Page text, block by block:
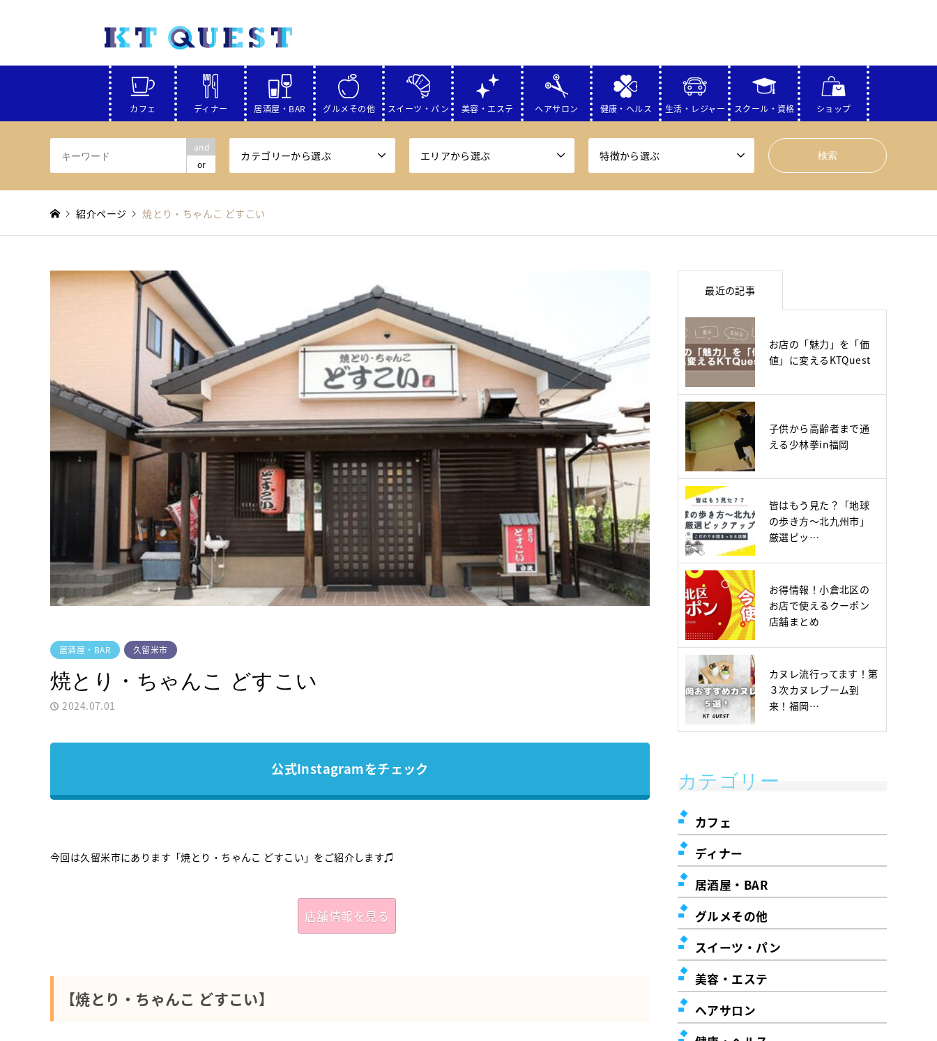
カフェ ディナー 居酒屋・BAR グルメその他 スイーツ・パン 美容・エステ ヘアサロン 健康・ヘルス 生活・レジャー スクール・資格 ショップ
and
or
カテゴリーから選ぶ エリアから選ぶ 特徴から選ぶ
紹介ページ 焼とり・ちゃんこ どすこい
居酒屋・BAR 久留米市
焼とり・ちゃんこ どすこい
2024.07.01
公式Instagramをチェック
今回は久留米市にあります「焼とり・ちゃんこ どすこい」をご紹介します♫
店舗情報を見る
【焼とり・ちゃんこ どすこい】
最近の記事
お店の「魅力」を「価
値」に変えるKTQuest
子供から高齢者まで通
える少林拳in福岡
皆はもう見た？「地球
の歩き方～北九州市」
厳選ピッ…
お得情報！小倉北区の
お店で使えるクーポン
店舗まとめ
カヌレ流行ってます！第
３次カヌレブーム到
来！福岡…
カテゴリー
カフェ
ディナー
居酒屋・BAR
グルメその他
スイーツ・パン
美容・エステ
ヘアサロン